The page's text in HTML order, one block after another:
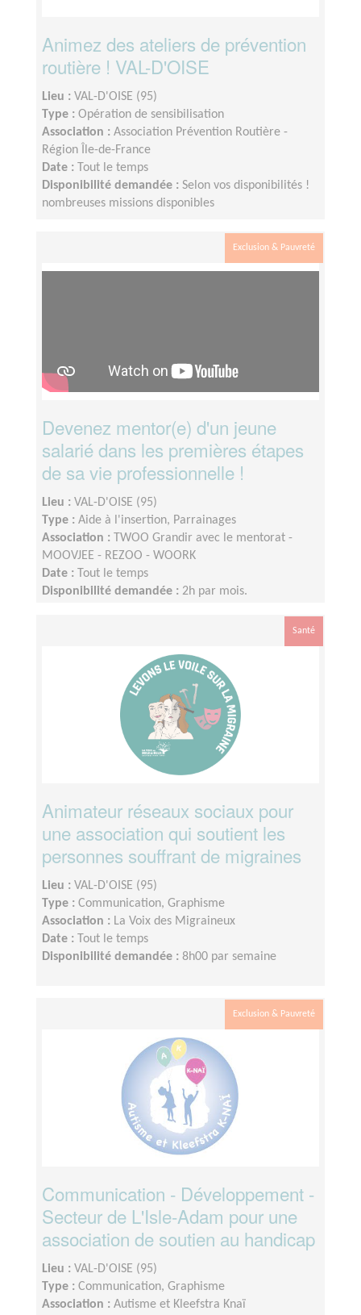
Animez des ateliers de prévention
routière ! VAL-D'OISE
Lieu : VAL-D'OISE (95)
Type : Opération de sensibilisation
Association : Association Prévention Routière -
Région Île-de-France
Date :
Tout le temps
Disponibilité demandée : Selon vos disponibilités !
nombreuses missions disponibles
Exclusion & Pauvreté
Devenez mentor(e) d'un jeune
salarié dans les premières étapes
de sa vie professionnelle !
Lieu : VAL-D'OISE (95)
Type : Aide à l'insertion, Parrainages
Association :
TWOO Grandir avec le mentorat -
MOOVJEE - REZOO - WOORK
Date :
Tout le temps
Disponibilité demandée : 2h par mois.
Santé
Animateur réseaux sociaux pour
une association qui soutient les
personnes souffrant de migraines
Lieu : VAL-D'OISE (95)
Type : Communication, Graphisme
Association : La Voix des Migraineux
Date :
Tout le temps
Disponibilité demandée : 8h00 par semaine
Exclusion & Pauvreté
Communication - Développement -
Secteur de L'Isle-Adam pour une
association de soutien au handicap
Lieu : VAL-D'OISE (95)
Type : Communication, Graphisme
Association : Autisme et Kleefstra Knaï